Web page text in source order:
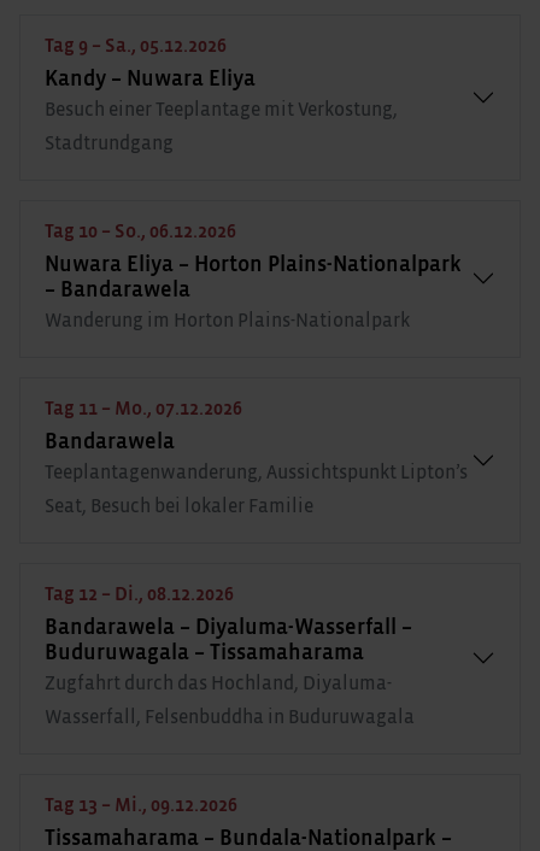
Tag 9 – Sa., 05.12.2026
Kandy – Nuwara Eliya
Besuch einer Teeplantage mit Verkostung,
Stadtrundgang
Tag 10 – So., 06.12.2026
Nuwara Eliya – Horton Plains-Nationalpark
– Bandarawela
Wanderung im Horton Plains-Nationalpark
Tag 11 – Mo., 07.12.2026
Bandarawela
Teeplantagenwanderung, Aussichtspunkt Lipton’s
Seat, Besuch bei lokaler Familie
Tag 12 – Di., 08.12.2026
Bandarawela – Diyaluma-Wasserfall –
Buduruwagala – Tissamaharama
Zugfahrt durch das Hochland, Diyaluma-
Wasserfall, Felsenbuddha in Buduruwagala
Tag 13 – Mi., 09.12.2026
Tissamaharama – Bundala-Nationalpark –